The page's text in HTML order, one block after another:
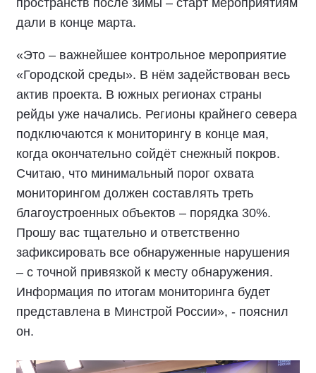
пространств после зимы – старт мероприятиям
дали в конце марта.
«Это – важнейшее контрольное мероприятие
«Городской среды». В нём задействован весь
актив проекта. В южных регионах страны
рейды уже начались. Регионы крайнего севера
подключаются к мониторингу в конце мая,
когда окончательно сойдёт снежный покров.
Считаю, что минимальный порог охвата
мониторингом должен составлять треть
благоустроенных объектов – порядка 30%.
Прошу вас тщательно и ответственно
зафиксировать все обнаруженные нарушения
– с точной привязкой к месту обнаружения.
Информация по итогам мониторинга будет
представлена в Минстрой России», - пояснил
он.